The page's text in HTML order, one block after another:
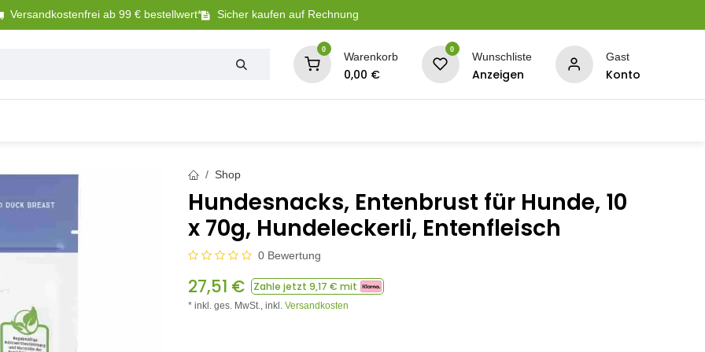
Versandkostenfrei ab 99 € bestellwert* Sicher kaufen auf Rechnung
0
Warenkorb
0,00 €
0
Wunschliste
Anzeigen
Gast
Konto
Shop
Hundesnacks, Entenbrust für Hunde, 10
x 70g, Hundeleckerli, Entenfleisch
0 Bewertung
27,51 € Zahle jetzt 9,17 € mit
* inkl. ges. MwSt., inkl. Versandkosten